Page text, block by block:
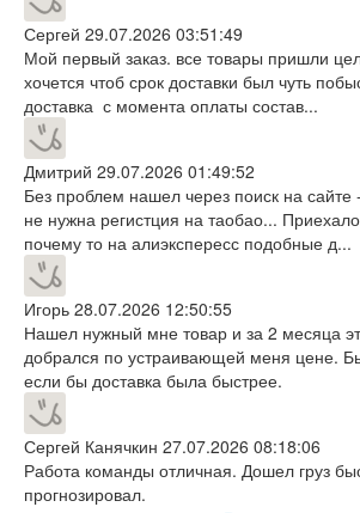
Сергей 29.07.2026 03:51:49
Мой первый заказ. все товары пришли
хочется чтоб срок доставки был чуть
доставка с момента оплаты состав...
Дмитрий 29.07.2026 01:49:52
Без проблем нашел через поиск на сайте
не нужна регистция на таобао...
почему то на алиэкспересс подобные д...
Игорь 28.07.2026 12:50:55
Нашел нужный мне товар и за 2 месяца
добрался по устраивающей меня цене.
если бы доставка была быстрее.
Сергей Канячкин 27.07.2026 08:18:06
Работа команды отличная. Дошел груз
прогнозировал.